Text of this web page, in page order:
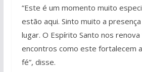
“Este é um momento muito
estão aqui. Sinto muito a
lugar. O Espírito Santo nos
encontros como este fortalecem
fé”, disse.